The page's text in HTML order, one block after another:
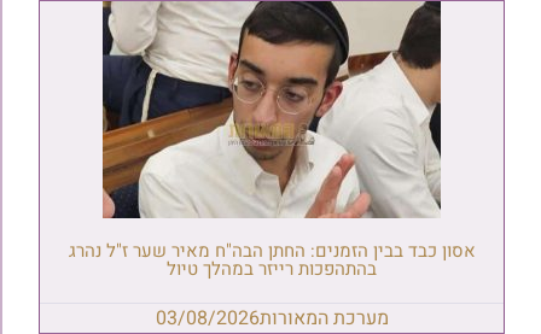
אסון כבד בבין הזמנים: החתן הבה"ח מאיר שער ז"ל נהרג
בהתהפכות רייזר במהלך טיול
מערכת המאורות03/08/2026